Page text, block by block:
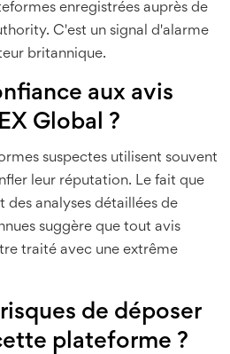
enregistrées auprès de
C'est un signal d'alarme
britannique.
aux avis
Global ?
suspectes utilisent souvent
leur réputation. Le fait que
des analyses détaillées de
suggère que tout avis
traité avec une extrême
de déposer
plateforme ?